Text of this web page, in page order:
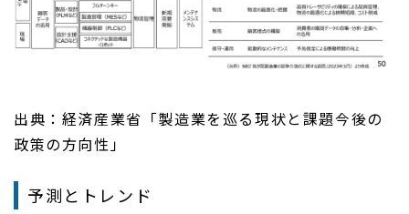
出典：経済産業省「製造業を巡る現状と課題今後の
政策の方向性」
予測とトレンド